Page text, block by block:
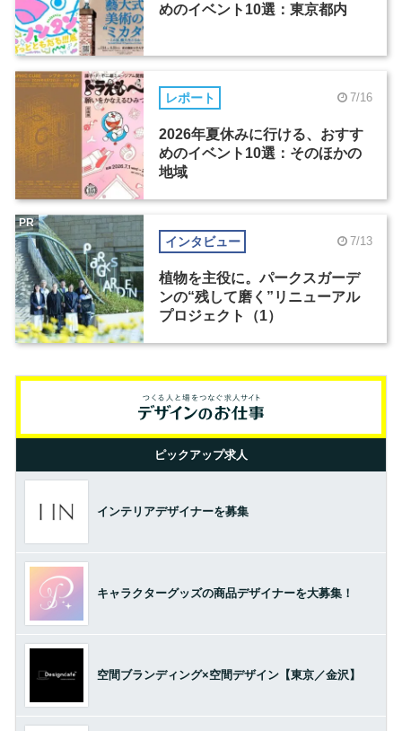
めのイベント10選：東京都内
レポート 7/16
2026年夏休みに行ける、おすす
めのイベント10選：そのほかの
地域
インタビュー 7/13
植物を主役に。パークスガーデ
ンの“残して磨く”リニューアル
プロジェクト（1）
PR
ピックアップ求人
インテリアデザイナーを募集
キャラクターグッズの商品デザイナーを大募集！
空間ブランディング×空間デザイン【東京／金沢】